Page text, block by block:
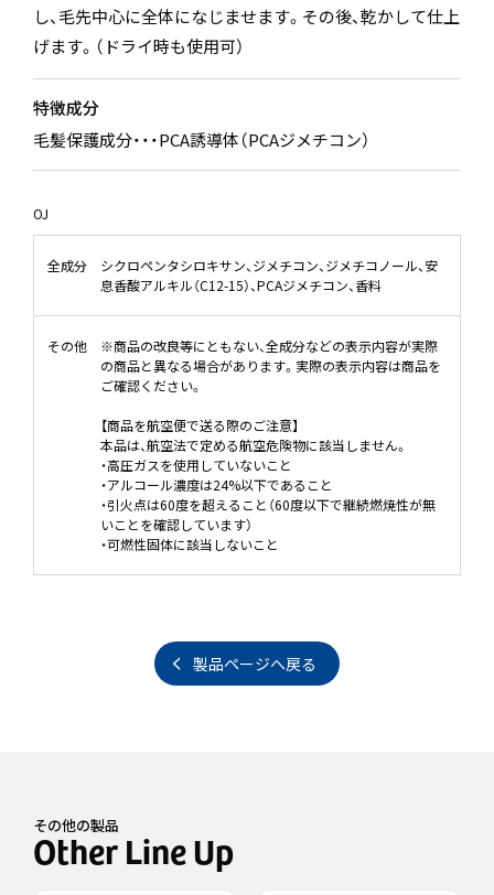
し、毛先中心に全体になじませます。その後、乾かして仕上
げます。（ドライ時も使用可）
特徴成分
毛髪保護成分・・・PCA誘導体（PCAジメチコン）
OJ
全成分
シクロペンタシロキサン、ジメチコン、ジメチコノール、安
息香酸アルキル（C12-15）、PCAジメチコン、香料
その他
※商品の改良等にともない、全成分などの表示内容が実際
の商品と異なる場合があります。実際の表示内容は商品を
ご確認ください。
【商品を航空便で送る際のご注意】
本品は、航空法で定める航空危険物に該当しません。
・高圧ガスを使用していないこと
・アルコール濃度は24%以下であること
・引火点は60度を超えること（60度以下で継続燃焼性が無
いことを確認しています）
・可燃性固体に該当しないこと
製品ページへ戻る
その他の製品